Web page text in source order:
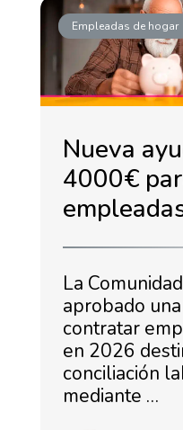
Empleadas de hogar
Nueva
4000€
La
aprobado
contratar
en 2026
conciliación
mediante …